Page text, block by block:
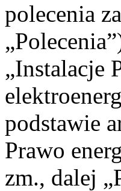
polecenia
„Instalacje
podstawie
Prawo
zm., dalej